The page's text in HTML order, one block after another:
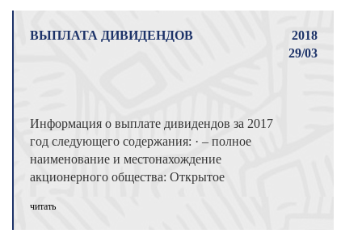
ВЫПЛАТА ДИВИДЕНДОВ
2018
29/03
Информация о выплате дивидендов за 2017
год следующего содержания: · – полное
наименование и местонахождение
акционерного общества: Открытое
читать